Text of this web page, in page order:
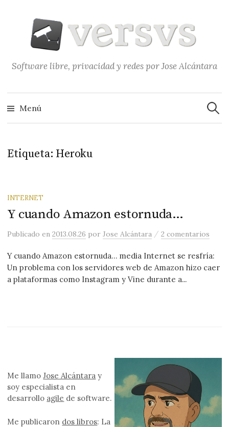
contenido
Software libre, privacidad y redes por Jose Alcántara
Menú
Etiqueta: Heroku
INTERNET
Y cuando Amazon estornuda…
Publicadoen2013.08.26 porJose Alcántara /2 comentarios
Y cuando Amazon estornuda… media Internet se resfría:
Un problema con los servidores web de Amazon hizo caer
a plataformas como Instagram y Vine durante a...
Me llamoJose Alcántara y
soy especialista en
desarrollo agile de software.
Me publicaron dos libros: La